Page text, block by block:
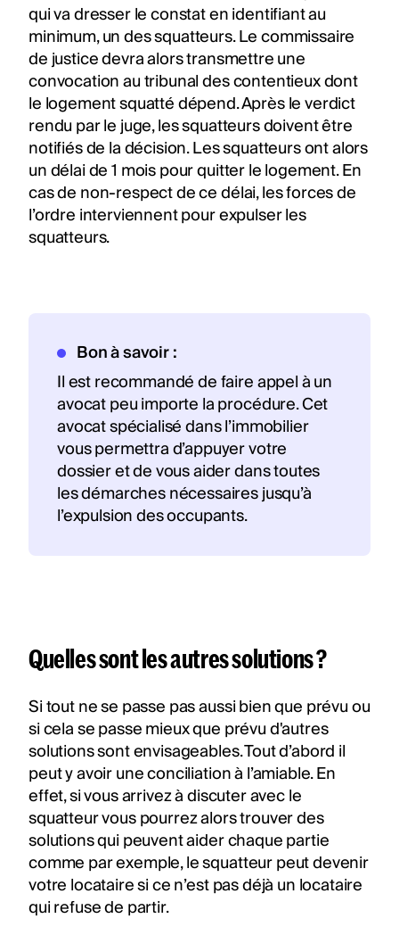
qui va dresser le constat en identifiant au
minimum, un des squatteurs. Le commissaire
de justice devra alors transmettre une
convocation au tribunal des contentieux dont
le logement squatté dépend. Après le verdict
rendu par le juge, les squatteurs doivent être
notifiés de la décision. Les squatteurs ont alors
un délai de 1 mois pour quitter le logement. En
cas de non-respect de ce délai, les forces de
l’ordre interviennent pour expulser les
squatteurs.
Bon à savoir :
Il est recommandé de faire appel à un
avocat peu importe la procédure. Cet
avocat spécialisé dans l’immobilier
vous permettra d’appuyer votre
dossier et de vous aider dans toutes
les démarches nécessaires jusqu’à
l’expulsion des occupants.
Quelles sont les autres solutions ?
Si tout ne se passe pas aussi bien que prévu ou
si cela se passe mieux que prévu d'autres
solutions sont envisageables. Tout d’abord il
peut y avoir une conciliation à l’amiable. En
effet, si vous arrivez à discuter avec le
squatteur vous pourrez alors trouver des
solutions qui peuvent aider chaque partie
comme par exemple, le squatteur peut devenir
votre locataire si ce n’est pas déjà un locataire
qui refuse de partir.